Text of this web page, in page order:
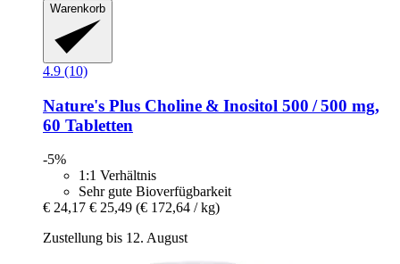
Warenkorb
4.9 (10)
Nature's Plus Choline & Inositol 500 / 500 mg,
60 Tabletten
-5%
1:1 Verhältnis
Sehr gute Bioverfügbarkeit
€ 24,17 € 25,49 (€ 172,64 / kg)
Zustellung bis 12. August